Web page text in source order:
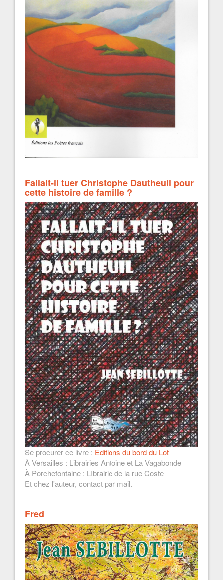
Fallait-il tuer Christophe Dautheuil pour
cette histoire de famille ?
Se procurer ce livre : Editions du bord du Lot
À Versailles : Librairies Antoine et La Vagabonde
À Porchefontaine : LIbrairie de la rue Coste
Et chez l'auteur, contact par mail.
Fred